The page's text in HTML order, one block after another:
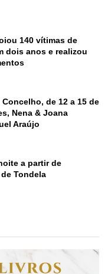
140 vítimas de
dois anos e realizou
de 12 a 15 de
Nena & Joana
Araújo
a partir de
Tondela